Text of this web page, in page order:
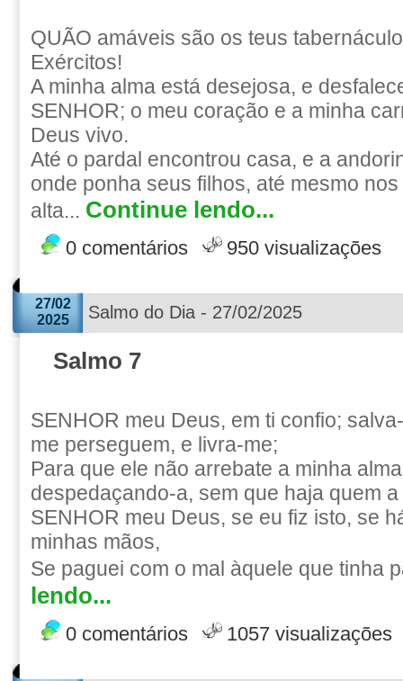
QUÃO amáveis são os teus
Exércitos!
A minha alma está desejosa, e
SENHOR; o meu coração e a minha
Deus vivo.
Até o pardal encontrou casa, e a
onde ponha seus filhos, até mesmo
alta... Continue lendo...
0 comentários 950 visualizações
27/02
2025
Salmo do Dia - 27/02/2025
Salmo 7
SENHOR meu Deus, em ti confio;
me perseguem, e livra-me;
Para que ele não arrebate a minha
despedaçando-a, sem que haja quem
SENHOR meu Deus, se eu fiz isto, se
minhas mãos,
Se paguei com o mal àquele que tinha
lendo...
0 comentários 1057 visualizações